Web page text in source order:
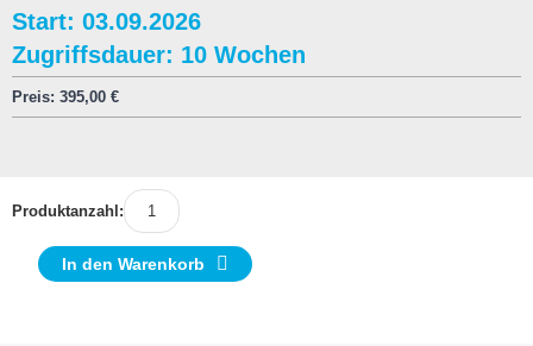
Start: 03.09.2026
Zugriffsdauer: 10 Wochen
Preis: 395,00 €
Produktanzahl:
In den Warenkorb